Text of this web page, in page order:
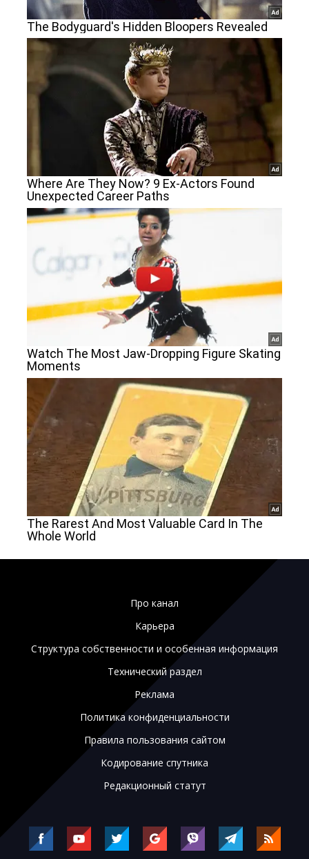
Про канал
Карьера
Структура собственности и особенная информация
Технический раздел
Реклама
Политика конфиденциальности
Правила пользования сайтом
Кодирование спутника
Редакционный статут